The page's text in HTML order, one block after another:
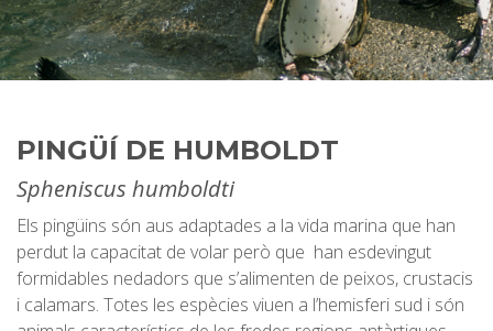
PINGÜÍ DE HUMBOLDT
Spheniscus humboldti
Els pingüins són aus adaptades a la vida marina que han
perdut la capacitat de volar però que han esdevingut
formidables nedadors que s’alimenten de peixos, crustacis
i calamars. Totes les espècies viuen a l’hemisferi sud i són